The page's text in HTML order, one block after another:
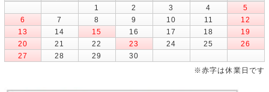
1
2 3 4
5
6
7 8 9 10 11
12
13
14 15 16 17 18
19
20
21 22 23 24 25
26
27
28 29
30
※赤字は休業日です